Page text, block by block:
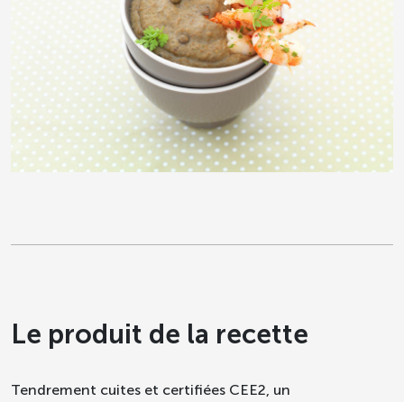
Le produit de la recette
Tendrement cuites et certifiées CEE2, un